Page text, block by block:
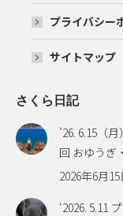
プライバシー
サイトマップ
さくら日記
’26. 6.15
回 おゆうぎ
2026年6月15
‘2026. 5.11